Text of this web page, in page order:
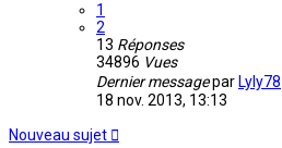
1
2
13 Réponses
34896 Vues
Dernier messagepar Lyly78
18 nov. 2013, 13:13
Nouveau sujet